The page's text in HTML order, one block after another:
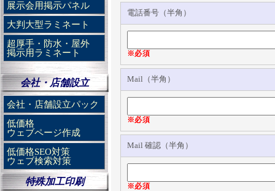
展示会用掲示パネル
大判大型ラミネート
超厚手・防水・屋外
掲示用ラミネート
会社・店舗設立
会社・店舗設立パック
低価格
ウェブページ作成
低価格SEO対策
ウェブ検索対策
特殊加工印刷
電話番号（半角）
※必須
Mail（半角）
※必須
Mail 確認（半角）
※必須